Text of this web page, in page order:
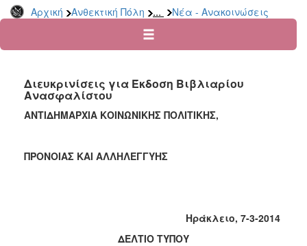
Αρχική Ανθεκτική Πόλη ... Νέα - Ανακοινώσεις
Ανακοινώσεις
για
Οικονομική
Αδυναμία
Καταστροφές
Διευκρινίσεις για Έκδοση Βιβλιαρίου
Ανασφαλίστου
ΑΝΤΙΔΗΜΑΡΧΙΑ ΚΟΙΝΩΝΙΚΗΣ ΠΟΛΙΤΙΚΗΣ,
ΠΡΟΝΟΙΑΣ ΚΑΙ ΑΛΛΗΛΕΓΓΥΗΣ
Ηράκλειο, 7-3-2014
ΔΕΛΤΙΟ ΤΥΠΟΥ